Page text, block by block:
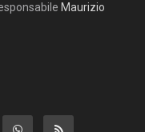
Maurizio